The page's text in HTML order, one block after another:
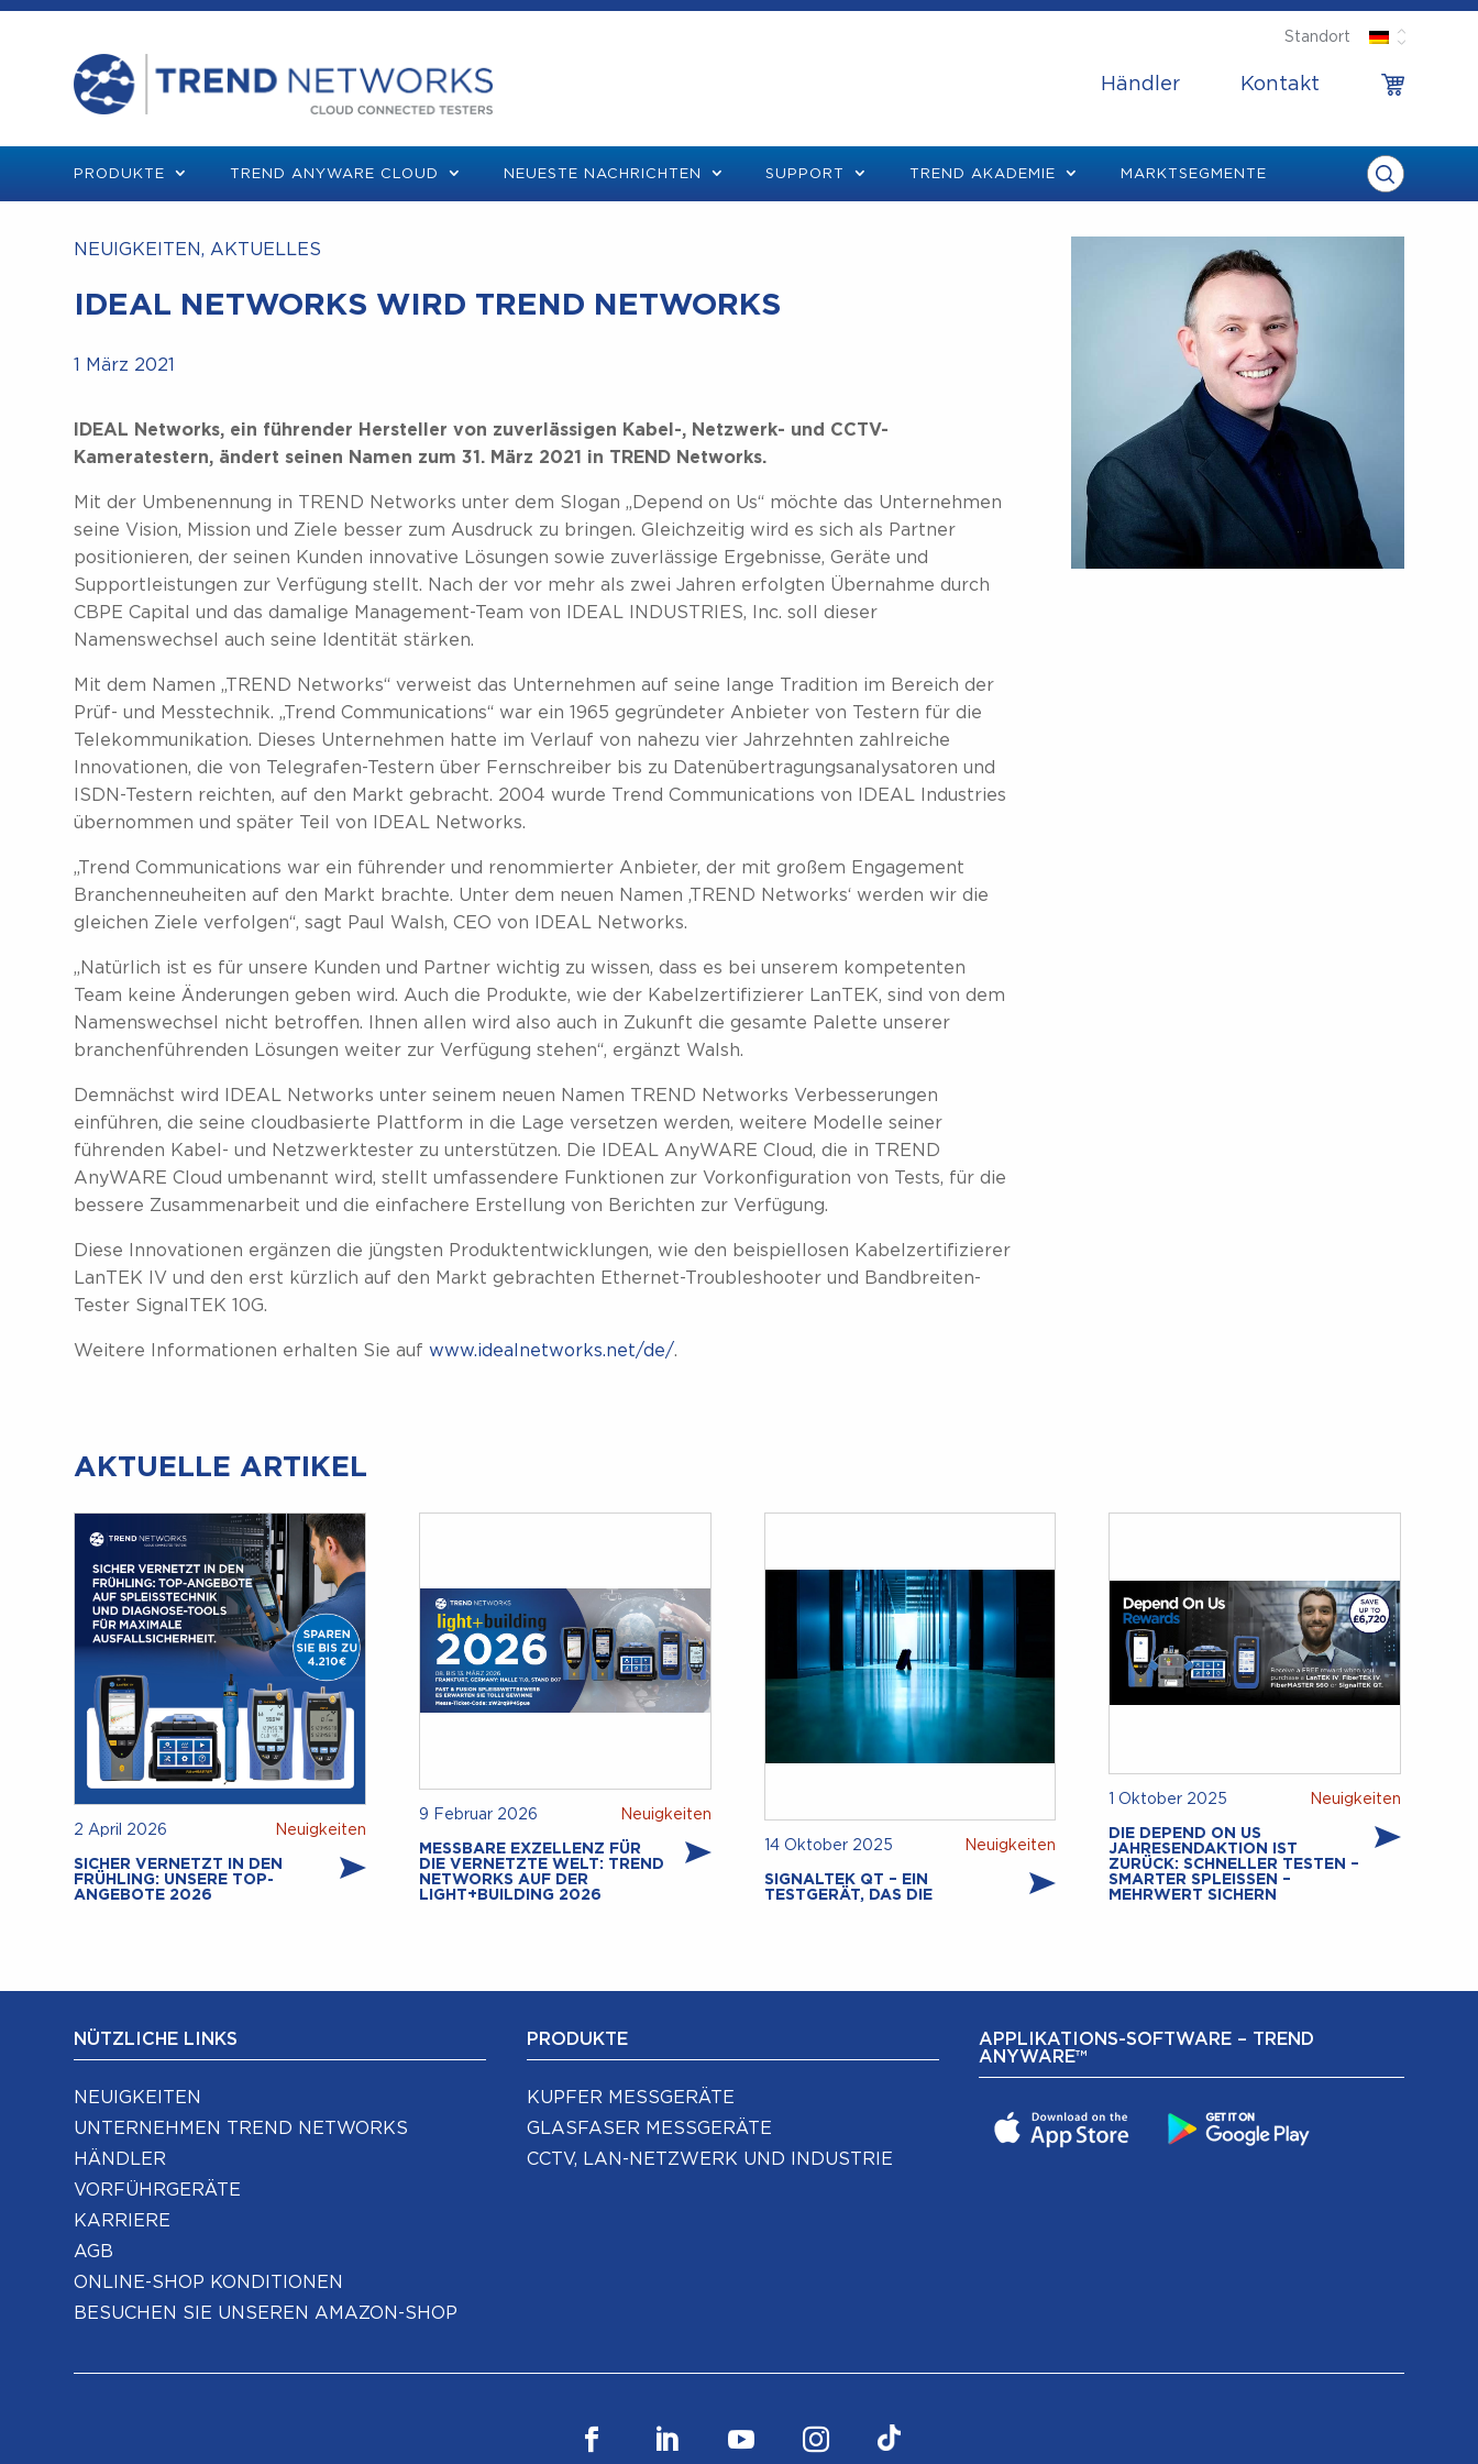
Standort
Händler Kontakt
PRODUKTE TREND ANYWARE CLOUD NEUESTE NACHRICHTEN SUPPORT TREND AKADEMIE MARKTSEGMENTE
NEUIGKEITEN, AKTUELLES
IDEAL NETWORKS WIRD TREND NETWORKS
1 März 2021
IDEAL Networks, ein führender Hersteller von zuverlässigen Kabel-, Netzwerk- und CCTV-
Kameratestern, ändert seinen Namen zum 31. März 2021 in TREND Networks.
Mit der Umbenennung in TREND Networks unter dem Slogan „Depend on Us“ möchte das Unternehmen
seine Vision, Mission und Ziele besser zum Ausdruck zu bringen. Gleichzeitig wird es sich als Partner
positionieren, der seinen Kunden innovative Lösungen sowie zuverlässige Ergebnisse, Geräte und
Supportleistungen zur Verfügung stellt. Nach der vor mehr als zwei Jahren erfolgten Übernahme durch
CBPE Capital und das damalige Management-Team von IDEAL INDUSTRIES, Inc. soll dieser
Namenswechsel auch seine Identität stärken.
Mit dem Namen „TREND Networks“ verweist das Unternehmen auf seine lange Tradition im Bereich der
Prüf- und Messtechnik. „Trend Communications“ war ein 1965 gegründeter Anbieter von Testern für die
Telekommunikation. Dieses Unternehmen hatte im Verlauf von nahezu vier Jahrzehnten zahlreiche
Innovationen, die von Telegrafen-Testern über Fernschreiber bis zu Datenübertragungsanalysatoren und
ISDN-Testern reichten, auf den Markt gebracht. 2004 wurde Trend Communications von IDEAL Industries
übernommen und später Teil von IDEAL Networks.
„Trend Communications war ein führender und renommierter Anbieter, der mit großem Engagement
Branchenneuheiten auf den Markt brachte. Unter dem neuen Namen ‚TREND Networks‘ werden wir die
gleichen Ziele verfolgen“, sagt Paul Walsh, CEO von IDEAL Networks.
„Natürlich ist es für unsere Kunden und Partner wichtig zu wissen, dass es bei unserem kompetenten
Team keine Änderungen geben wird. Auch die Produkte, wie der Kabelzertifizierer LanTEK, sind von dem
Namenswechsel nicht betroffen. Ihnen allen wird also auch in Zukunft die gesamte Palette unserer
branchenführenden Lösungen weiter zur Verfügung stehen“, ergänzt Walsh.
Demnächst wird IDEAL Networks unter seinem neuen Namen TREND Networks Verbesserungen
einführen, die seine cloudbasierte Plattform in die Lage versetzen werden, weitere Modelle seiner
führenden Kabel- und Netzwerktester zu unterstützen. Die IDEAL AnyWARE Cloud, die in TREND
AnyWARE Cloud umbenannt wird, stellt umfassendere Funktionen zur Vorkonfiguration von Tests, für die
bessere Zusammenarbeit und die einfachere Erstellung von Berichten zur Verfügung.
Diese Innovationen ergänzen die jüngsten Produktentwicklungen, wie den beispiellosen Kabelzertifizierer
LanTEK IV und den erst kürzlich auf den Markt gebrachten Ethernet-Troubleshooter und Bandbreiten-
Tester SignalTEK 10G.
Weitere Informationen erhalten Sie aufwww.idealnetworks.net/de/.
AKTUELLE ARTIKEL
2 April 2026 Neuigkeiten
SICHER VERNETZT IN DEN
FRÜHLING: UNSERE TOP-
ANGEBOTE 2026
9 Februar 2026 Neuigkeiten
MESSBARE EXZELLENZ FÜR
DIE VERNETZTE WELT: TREND
NETWORKS AUF DER
LIGHT+BUILDING 2026
14 Oktober 2025 Neuigkeiten
SIGNALTEK QT – EIN
TESTGERÄT, DAS DIE
1 Oktober 2025 Neuigkeiten
DIE DEPEND ON US
JAHRESENDAKTION IST
ZURÜCK: SCHNELLER TESTEN –
SMARTER SPLEISSEN – M
EHRWERT SICHERN
NÜTZLICHE LINKS
NEUIGKEITEN
UNTERNEHMEN TREND NETWORKS
HÄNDLER
VORFÜHRGERÄTE
KARRIERE
AGB
ONLINE-SHOP KONDITIONEN
BESUCHEN SIE UNSEREN AMAZON-SHOP
PRODUKTE
KUPFER MESSGERÄTE
GLASFASER MESSGERÄTE
CCTV, LAN-NETZWERK UND INDUSTRIE
APPLIKATIONS-SOFTWARE – TREND
ANYWARE™